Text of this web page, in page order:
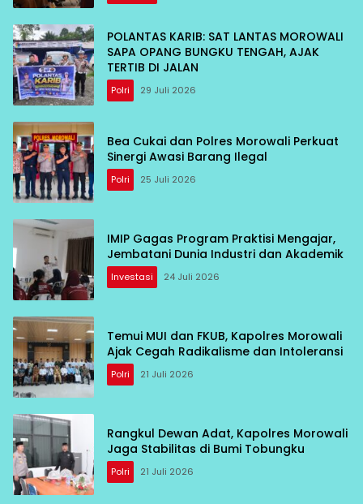
POLANTAS KARIB: SAT LANTAS MOROWALI
SAPA OPANG BUNGKU TENGAH, AJAK
TERTIB DI JALAN
Polri 29 Juli 2026
Bea Cukai dan Polres Morowali Perkuat
Sinergi Awasi Barang Ilegal
Polri 25 Juli 2026
IMIP Gagas Program Praktisi Mengajar,
Jembatani Dunia Industri dan Akademik
Investasi 24 Juli 2026
Temui MUI dan FKUB, Kapolres Morowali
Ajak Cegah Radikalisme dan Intoleransi
Polri 21 Juli 2026
Rangkul Dewan Adat, Kapolres Morowali
Jaga Stabilitas di Bumi Tobungku
Polri 21 Juli 2026